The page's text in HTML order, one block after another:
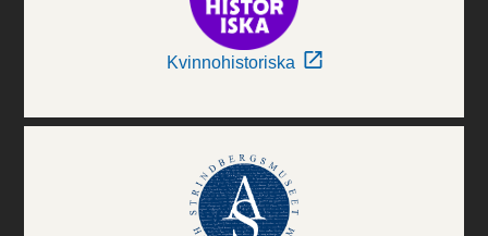
Kvinnohistoriska